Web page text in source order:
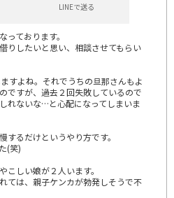
LINEで送る
っております。
りしたいと思い、相談させてもらい
すよね。それでうちの旦那さんもよ
ですが、過去２回失敗しているので
れないな…と心配になってしまいま
するだけというやり方です。
(笑)
こしい娘が２人います。
ては、親子ケンカが勃発しそうで不